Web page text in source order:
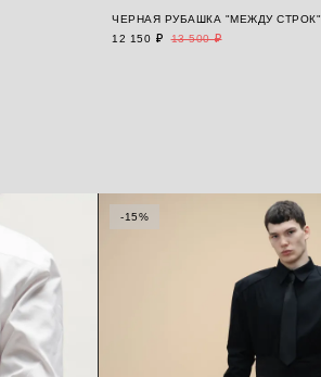
ЧЕРНАЯ РУБАШКА "МЕЖДУ СТРОК"
12 150 ₽
13 500 ₽
-15%